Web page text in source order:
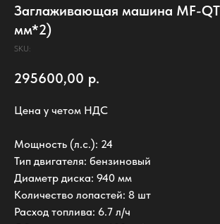
Заглаживающая машина MF-
мм*2)
SKU:
295600,00 р.
Цена у четом НДС
Мощность (л.с.): 24
Тип двигателя: бензиновый
Диаметр диска: 940 мм
Количество лопастей: 8 шт
Расход топлива: 6.7 л/ч